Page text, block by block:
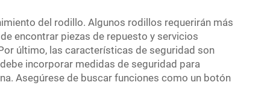
del rodillo. Algunos rodillos requerirán más
encontrar piezas de repuesto y servicios
último, las características de seguridad son
incorporar medidas de seguridad para
Asegúrese de buscar funciones como un botón